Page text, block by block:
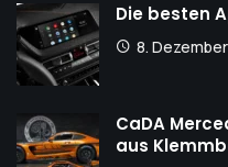
Die besten
8.
CaDA
aus